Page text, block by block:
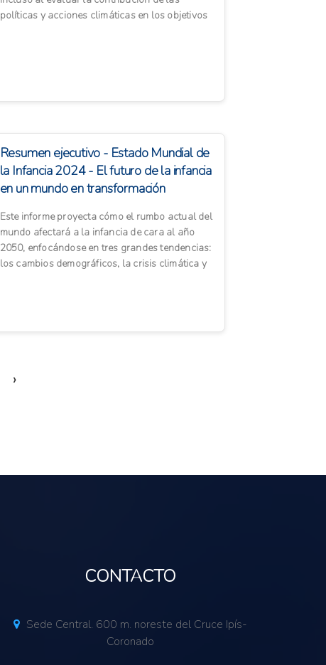
políticas y acciones climáticas en los objetivos
Resumen ejecutivo - Estado Mundial de
la Infancia 2024 - El futuro de la infancia
en un mundo en transformación
Este informe proyecta cómo el rumbo actual del
mundo afectará a la infancia de cara al año
2050, enfocándose en tres grandes tendencias:
los cambios demográficos, la crisis climática y
›
CONTACTO
Sede Central. 600 m. noreste del Cruce Ipís-
Coronado